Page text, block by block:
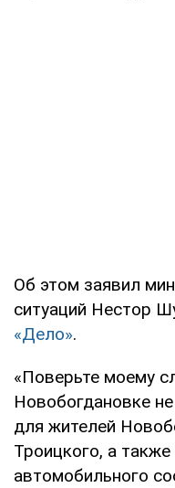
Об этом заявил
ситуаций Нестор
«Дело».
«Поверьте моему
Новобогдановке
для жителей
Троицкого, а
автомобильного